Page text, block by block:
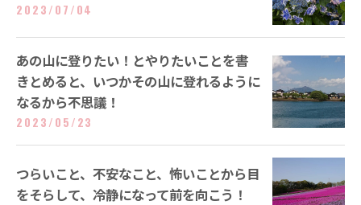
2023/07/04
あの山に登りたい！とやりたいことを書
きとめると、いつかその山に登れるように
なるから不思議！
2023/05/23
つらいこと、不安なこと、怖いことから目
をそらして、冷静になって前を向こう！